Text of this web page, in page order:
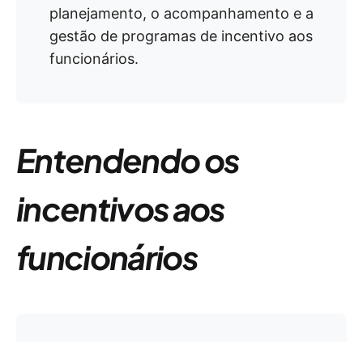
planejamento, o acompanhamento e a
gestão de programas de incentivo aos
funcionários.
Entendendo os
incentivos aos
funcionários